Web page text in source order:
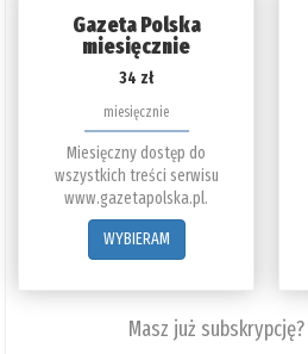
Gazeta Polska
miesięcznie
34 zł
miesięcznie
Miesięczny dostęp do
wszystkich treści serwisu
www.gazetapolska.pl.
WYBIERAM
Masz już subskrypcję?